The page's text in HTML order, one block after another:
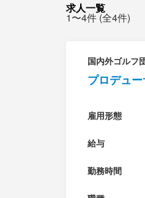
求人一覧
1〜4件 (全4件)
国内外ゴルフ
プロデュ
雇用形態
給与
勤務時間